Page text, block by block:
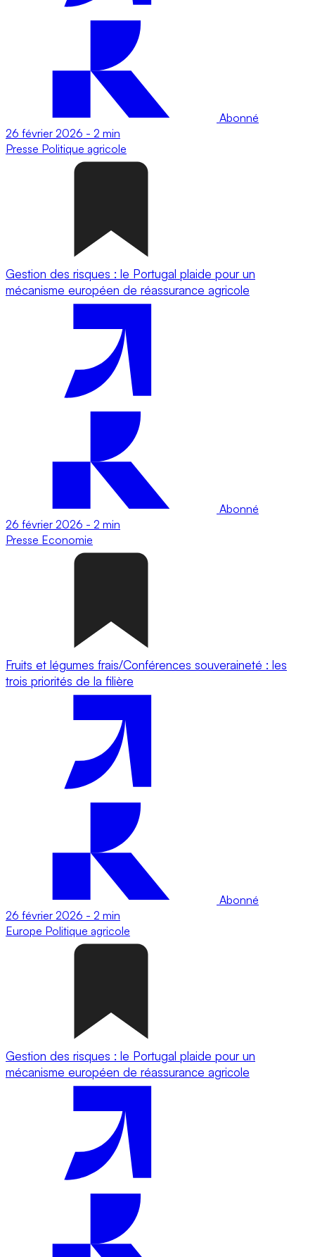
Abonné
26 février 2026 - 2 min
Presse Politique agricole
Gestion des risques : le Portugal plaide pour un
mécanisme européen de réassurance agricole
Abonné
26 février 2026 - 2 min
Presse Economie
Fruits et légumes frais/Conférences souveraineté : les
trois priorités de la filière
Abonné
26 février 2026 - 2 min
Europe Politique agricole
Gestion des risques : le Portugal plaide pour un
mécanisme européen de réassurance agricole